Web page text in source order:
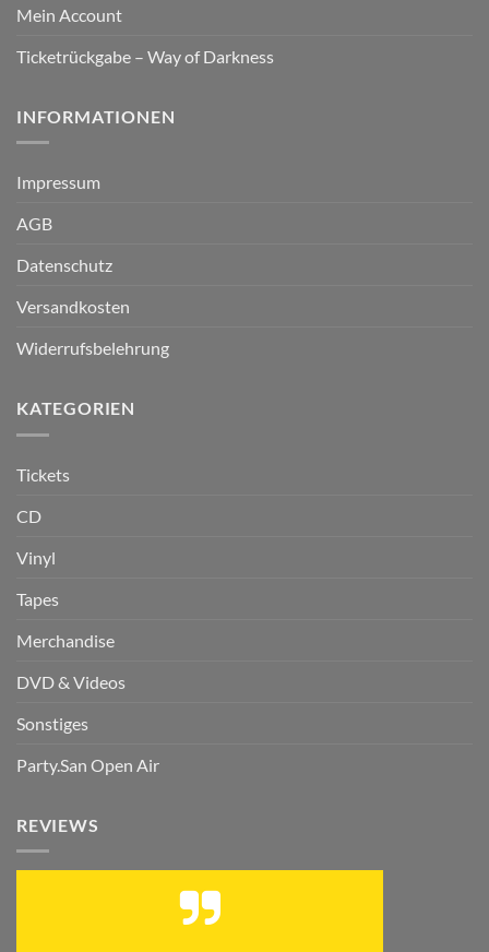
Mein Account
Ticketrückgabe – Way of Darkness
INFORMATIONEN
Impressum
AGB
Datenschutz
Versandkosten
Widerrufsbelehrung
KATEGORIEN
Tickets
CD
Vinyl
Tapes
Merchandise
DVD & Videos
Sonstiges
Party.San Open Air
REVIEWS